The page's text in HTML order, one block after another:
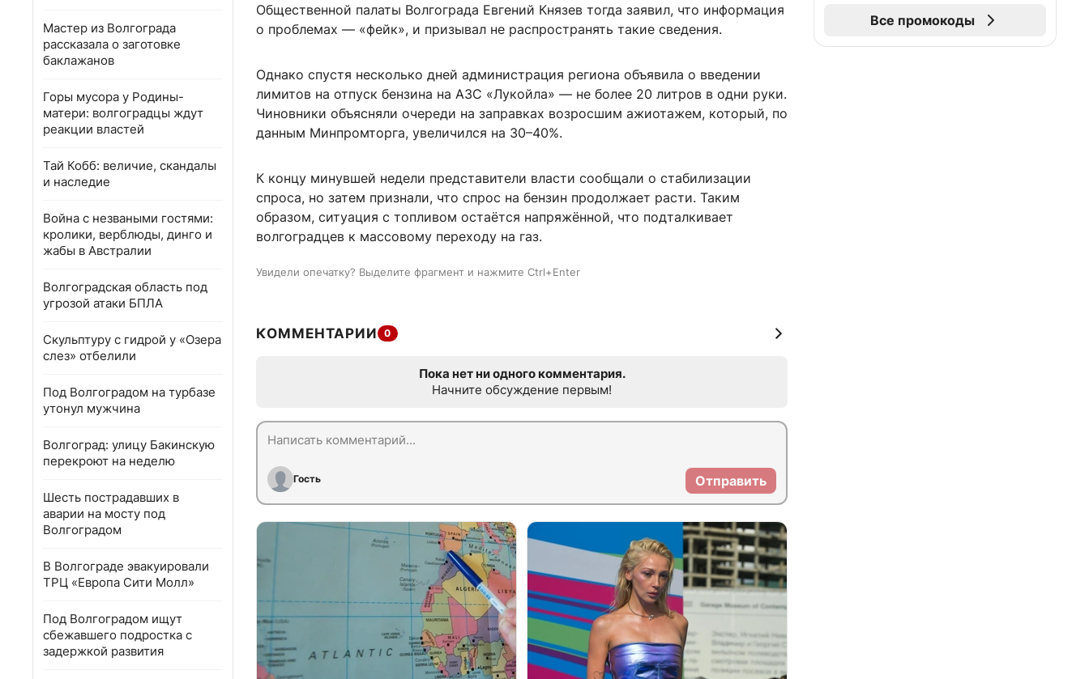
Мастер из Волгограда
рассказала о заготовке
баклажанов
Горы мусора у Родины-
матери: волгоградцы ждут
реакции властей
Тай Кобб: величие, скандалы
и наследие
Война с незваными гостями:
кролики, верблюды, динго и
жабы в Австралии
Волгоградская область под
угрозой атаки БПЛА
Скульптуру с гидрой у «Озера
слез» отбелили
Под Волгоградом на турбазе
утонул мужчина
Волгоград: улицу Бакинскую
перекроют на неделю
Шесть пострадавших в
аварии на мосту под
Волгоградом
В Волгограде эвакуировали
ТРЦ «Европа Сити Молл»
Под Волгоградом ищут
сбежавшего подростка с
задержкой развития
Общественной палаты Волгограда Евгений Князев тогда заявил, что информация
о проблемах — «фейк», и призывал не распространять такие сведения.
Однако спустя несколько дней администрация региона объявила о введении
лимитов на отпуск бензина на АЗС «Лукойла» — не более 20 литров в одни руки.
Чиновники объясняли очереди на заправках возросшим ажиотажем, который, по
данным Минпромторга, увеличился на 30–40%.
К концу минувшей недели представители власти сообщали о стабилизации
спроса, но затем признали, что спрос на бензин продолжает расти. Таким
образом, ситуация с топливом остаётся напряжённой, что подталкивает
волгоградцев к массовому переходу на газ.
Увидели опечатку? Выделите фрагмент и нажмите Ctrl+Enter
КОММЕНТАРИИ 0
Пока нет ни одного комментария.
Начните обсуждение первым!
Гость Отправить
Все промокоды